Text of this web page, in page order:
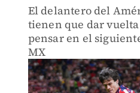
El delantero del
tienen que dar
pensar en el
MX